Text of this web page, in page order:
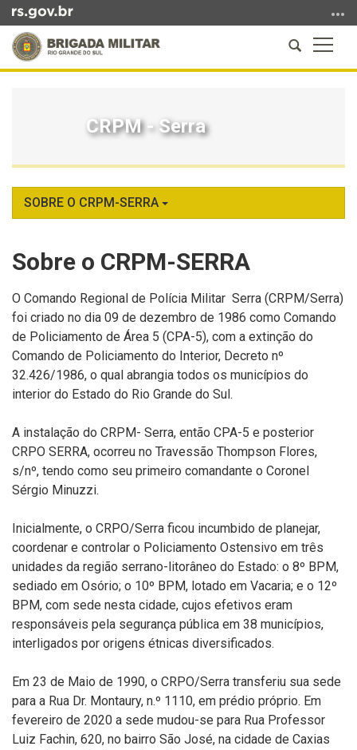
para
conteúdo
busca
a
Abrir
a
CRPM - Serra
SOBRE O CRPM-SERRA
Sobre o CRPM-SERRA
O Comando Regional de Polícia Militar Serra (CRPM/Serra)
foi criado no dia 09 de dezembro de 1986 como Comando
de Policiamento de Área 5 (CPA-5), com a extinção do
Comando de Policiamento do Interior, Decreto nº
32.426/1986, o qual abrangia todos os municípios do
interior do Estado do Rio Grande do Sul.
A instalação do CRPM- Serra, então CPA-5 e posterior
CRPO SERRA, ocorreu no Travessão Thompson Flores,
s/nº, tendo como seu primeiro comandante o Coronel
Sérgio Minuzzi.
Inicialmente, o CRPO/Serra ficou incumbido de planejar,
coordenar e controlar o Policiamento Ostensivo em três
unidades da região serrano-litorâneo do Estado: o 8º BPM,
sediado em Osório; o 10º BPM, lotado em Vacaria; e o 12º
BPM, com sede nesta cidade, cujos efetivos eram
responsáveis pela segurança pública em 38 municípios,
interligados por origens étnicas diversificados.
Em 23 de Maio de 1990, o CRPO/Serra transferiu sua sede
para a Rua Dr. Montaury, n.º 1110, em prédio próprio. Em
fevereiro de 2020 a sede mudou-se para Rua Professor
Luiz Fachin, 620, no bairro São José, na cidade de Caxias